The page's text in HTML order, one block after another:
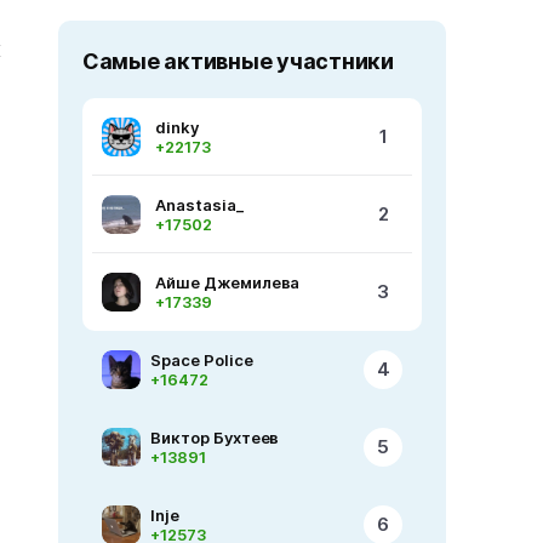
Самые активные участники
dinky
+22173
1
Anastasia_
+17502
2
Айше Джемилева
+17339
3
Space Police
+16472
4
Виктор Бухтеев
+13891
5
Inje
+12573
6